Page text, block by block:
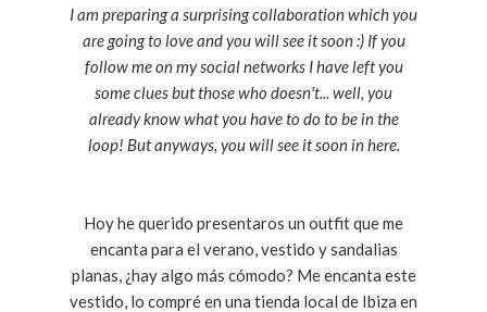
I am preparing a surprising collaboration which you
are going to love and you will see it soon :) If you
follow me on my social networks I have left you
some clues but those who doesn't... well, you
already know what you have to do to be in the
loop! But anyways, you will see it soon in here.
Hoy he querido presentaros un outfit que me
encanta para el verano, vestido y sandalias
planas, ¿hay algo más cómodo? Me encanta este
vestido, lo compré en una tienda local de Ibiza en